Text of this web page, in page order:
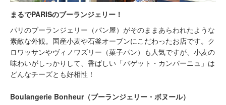
まるでPARISのブーランジェリー！
パリのブーランジェリー（パン屋）がそのままあらわれたような
素敵な外観。国産小麦や石釜オーブンにこだわったお店です。ク
ロワッサンやヴィノワズリー（菓子パン）も人気ですが、小麦の
味わいがしっかりして、香ばしい「バゲット・カンパーニュ」は
どんなチーズとも好相性！
Boulangerie Bonheur（ブーランジェリー・ボヌール）